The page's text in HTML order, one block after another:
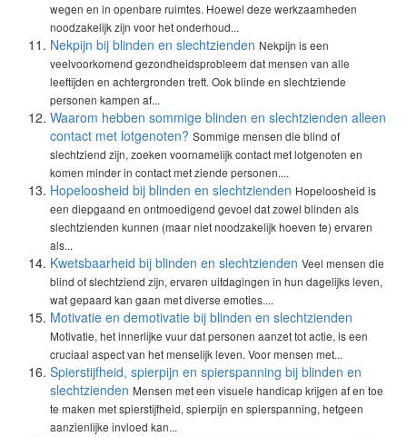
wegen en in openbare ruimtes. Hoewel deze werkzaamheden
noodzakelijk zijn voor het onderhoud...
Nekpijn bij blinden en slechtzienden Nekpijn is een
veelvoorkomend gezondheidsprobleem dat mensen van alle
leeftijden en achtergronden treft. Ook blinde en slechtziende
personen kampen af...
Waarom hebben sommige blinden en slechtzienden alleen
contact met lotgenoten? Sommige mensen die blind of
slechtziend zijn, zoeken voornamelijk contact met lotgenoten en
komen minder in contact met ziende personen....
Hopeloosheid bij blinden en slechtzienden Hopeloosheid is
een diepgaand en ontmoedigend gevoel dat zowel blinden als
slechtzienden kunnen (maar niet noodzakelijk hoeven te) ervaren
als...
Kwetsbaarheid bij blinden en slechtzienden Veel mensen die
blind of slechtziend zijn, ervaren uitdagingen in hun dagelijks leven,
wat gepaard kan gaan met diverse emoties....
Motivatie en demotivatie bij blinden en slechtzienden
Motivatie, het innerlijke vuur dat personen aanzet tot actie, is een
cruciaal aspect van het menselijk leven. Voor mensen met...
Spierstijfheid, spierpijn en spierspanning bij blinden en
slechtzienden Mensen met een visuele handicap krijgen af en toe
te maken met spierstijfheid, spierpijn en spierspanning, hetgeen
aanzienlijke invloed kan...